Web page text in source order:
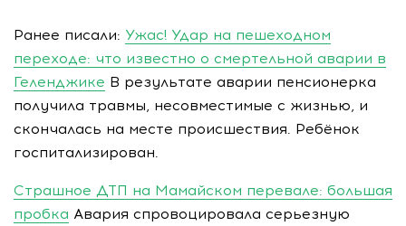
Ранее писали: Ужас! Удар на пешеходном
переходе: что известно о смертельной аварии в
Геленджике В результате аварии пенсионерка
получила травмы, несовместимые с жизнью, и
скончалась на месте происшествия. Ребёнок
госпитализирован.
Страшное ДТП на Мамайском перевале: большая
пробка Авария спровоцировала серьезную